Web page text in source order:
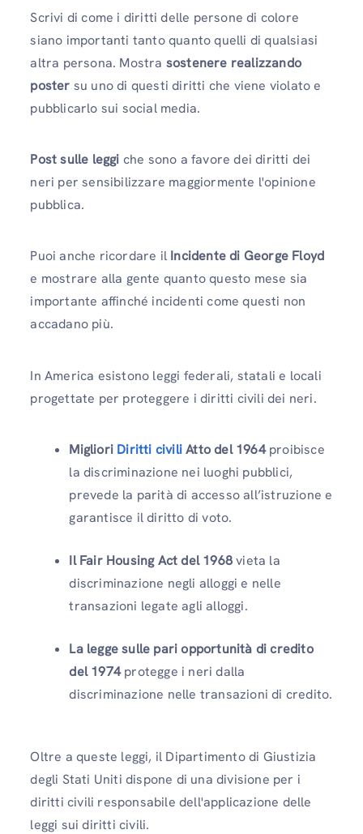
Scrivi di come i diritti delle persone di colore
siano importanti tanto quanto quelli di qualsiasi
altra persona. Mostra sostenere realizzando
poster su uno di questi diritti che viene violato e
pubblicarlo sui social media.
Post sulle leggi che sono a favore dei diritti dei
neri per sensibilizzare maggiormente l'opinione
pubblica.
Puoi anche ricordare il Incidente di George Floyd
e mostrare alla gente quanto questo mese sia
importante affinché incidenti come questi non
accadano più.
In America esistono leggi federali, statali e locali
progettate per proteggere i diritti civili dei neri.
Migliori Diritti civiliAtto del 1964proibisce
la discriminazione nei luoghi pubblici,
prevede la parità di accesso all’istruzione e
garantisce il diritto di voto.
Il Fair Housing Act del 1968vieta la
discriminazione negli alloggi e nelle
transazioni legate agli alloggi.
La legge sulle pari opportunità di credito
del 1974protegge i neri dalla
discriminazione nelle transazioni di credito.
Oltre a queste leggi, il Dipartimento di Giustizia
degli Stati Uniti dispone di una divisione per i
diritti civili responsabile dell'applicazione delle
leggi sui diritti civili.